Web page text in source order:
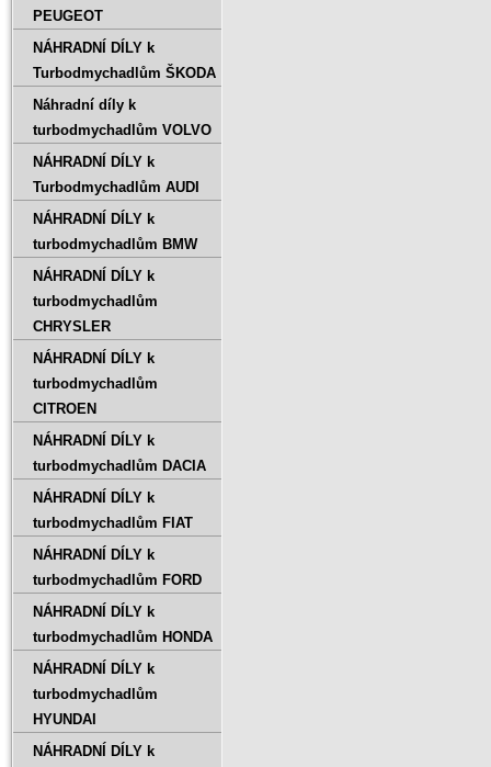
PEUGEOT
NÁHRADNÍ DÍLY k
Turbodmychadlům ŠKODA
Náhradní díly k
turbodmychadlům VOLVO
NÁHRADNÍ DÍLY k
Turbodmychadlům AUDI
NÁHRADNÍ DÍLY k
turbodmychadlům BMW
NÁHRADNÍ DÍLY k
turbodmychadlům
CHRYSLER
NÁHRADNÍ DÍLY k
turbodmychadlům
CITROEN
NÁHRADNÍ DÍLY k
turbodmychadlům DACIA
NÁHRADNÍ DÍLY k
turbodmychadlům FIAT
NÁHRADNÍ DÍLY k
turbodmychadlům FORD
NÁHRADNÍ DÍLY k
turbodmychadlům HONDA
NÁHRADNÍ DÍLY k
turbodmychadlům
HYUNDAI
NÁHRADNÍ DÍLY k